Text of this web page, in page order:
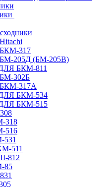
БКМ-317
БМ-205Д (БМ-205В)
БКМ-811
БМ-302Б
БКМ-317А
БКМ-534
БКМ-515
318
516
531
511
812
85